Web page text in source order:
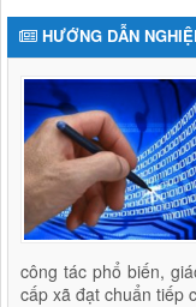
pháp luật tỉnh Lai
Thời gian đăng: 15/
lượt xem: 501 | lượt
HƯỚNG DẪN
công tác phổ biến,
cấp xã đạt chuẩn tiếp